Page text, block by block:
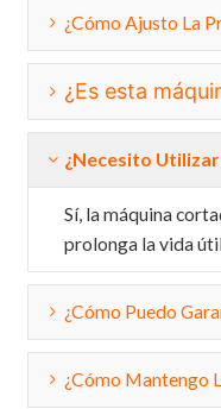
¿Cómo Ajusto La
¿Es esta
¿Necesito
Sí, la máquina
prolonga la vida
¿Cómo Puedo
¿Cómo Mantengo